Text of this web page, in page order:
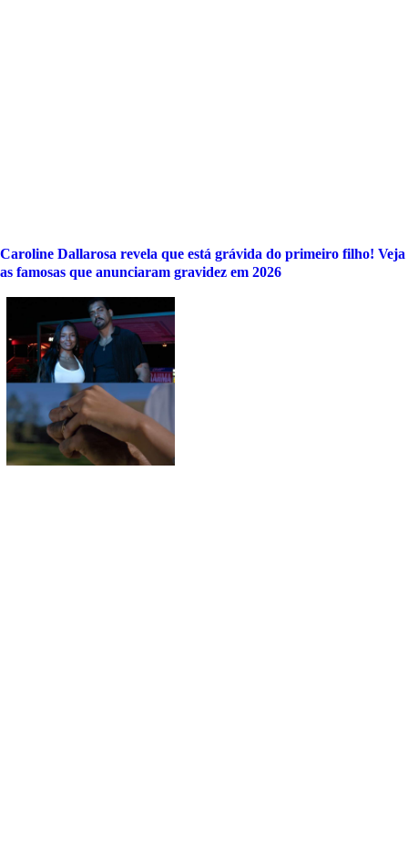
Caroline Dallarosa revela que está grávida do primeiro filho! Veja
as famosas que anunciaram gravidez em 2026